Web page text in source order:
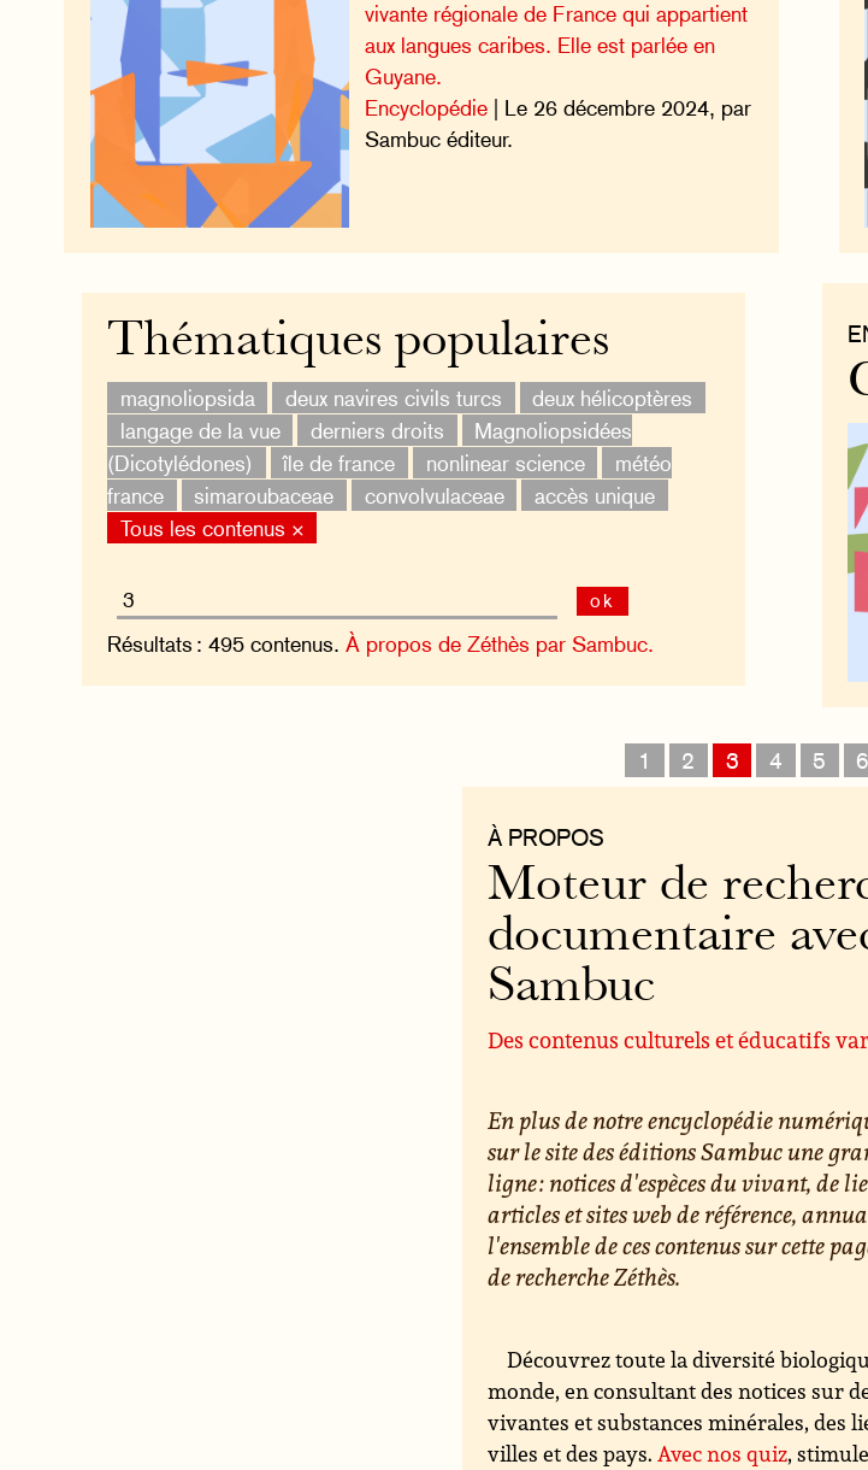
vivante régionale de France qui appartient
aux langues caribes. Elle est parlée en
Guyane.
Encyclopédie | Le 26 décembre 2024, par
Sambuc éditeur.
Thématiques populaires
magnoliopsida deux navires civils turcs
deux hélicoptères
langage de la vue
derniers droits
Magnoliopsidées
(Dicotylédones)
île de france nonlinear science
météo
france
simaroubaceae convolvulaceae
accès unique
Tous les contenus ×
ok
Résultats : 495 contenus. À propos de Zéthès par Sambuc.
1 2 3 4 5 6
À PROPOS
Moteur de
documentaire
Sambuc
Des contenus culturels et éducatifs
En plus de notre encyclopédie
sur le site des éditions Sambuc une
ligne : notices d'espèces du vivant, de
articles et sites web de référence,
l'ensemble de ces contenus sur cette
de recherche Zéthès.
Découvrez toute la diversité
monde, en consultant des notices sur
vivantes et substances minérales, des
villes et des pays.Avec nos quiz,